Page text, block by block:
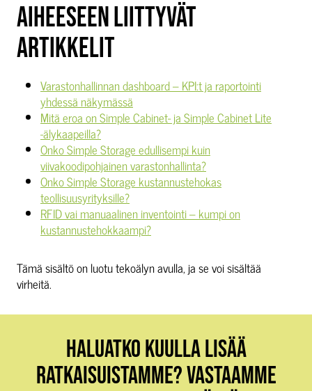
AIHEESEEN LIITTYVÄT
ARTIKKELIT
Varastonhallinnan dashboard – KPI:t ja raportointi
yhdessä näkymässä
Mitä eroa on Simple Cabinet- ja Simple Cabinet Lite
-älykaapeilla?
Onko Simple Storage edullisempi kuin
viivakoodipohjainen varastonhallinta?
Onko Simple Storage kustannustehokas
teollisuusyrityksille?
RFID vai manuaalinen inventointi – kumpi on
kustannustehokkaampi?
Tämä sisältö on luotu tekoälyn avulla, ja se voi sisältää
virheitä.
HALUATKO KUULLA LISÄÄ
RATKAISUISTAMME? VASTAAMME